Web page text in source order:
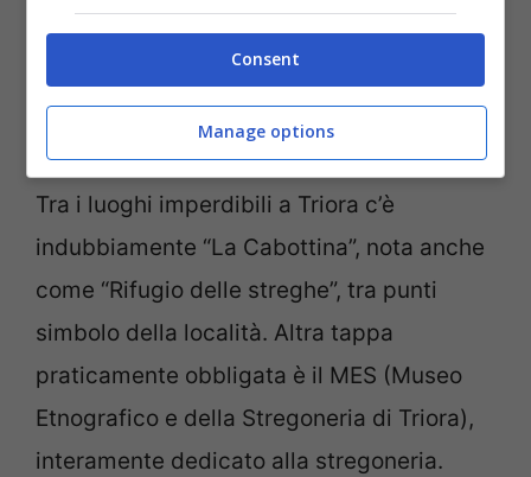
Luogo stregato in Liguria – ladradibicicletta.it
Tra i luoghi imperdibili a Triora c’è
indubbiamente “La Cabottina”, nota anche
come “Rifugio delle streghe”, tra punti
simbolo della località. Altra tappa
praticamente obbligata è il MES (Museo
Etnografico e della Stregoneria di Triora),
interamente dedicato alla stregoneria.
Consent
Manage options